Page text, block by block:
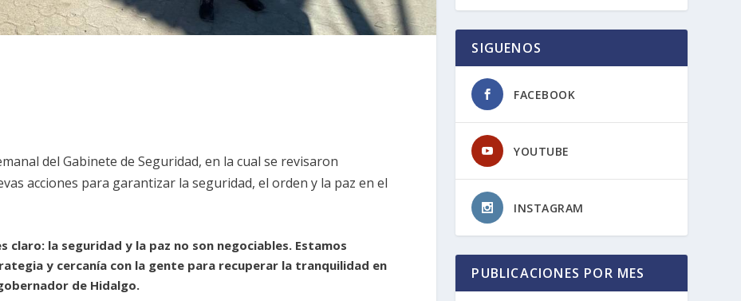
del Gabinete de Seguridad, en la cual se revisaron
acciones para garantizar la seguridad, el orden y la paz en el
claro: la seguridad y la paz no son negociables. Estamos
y cercanía con la gente para recuperar la tranquilidad en
de Hidalgo.
SIGUENOS
FACEBOOK
YOUTUBE
INSTAGRAM
PUBLICACIONES POR MES